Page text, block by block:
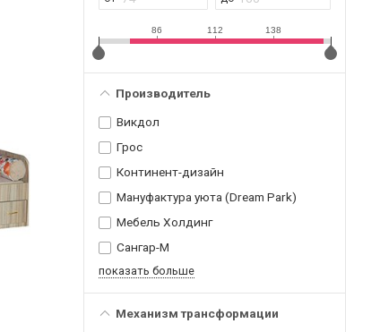
86 112 138
Производитель
Викдол
Грос
Континент-дизайн
Мануфактура уюта (Dream Park)
Мебель Холдинг
Сангар-М
показать больше
Механизм трансформации